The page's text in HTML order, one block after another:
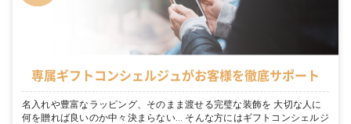
専属ギフトコンシェルジュがお客様を徹底サポート
名入れや豊富なラッピング、そのまま渡せる完璧な装飾を 大切な人に
何を贈れば良いのか中々決まらない… そんな方にはギフトコンシェルジ